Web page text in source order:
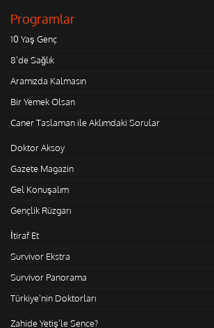
Programlar
10 Yaş Genç
8'de Sağlık
Aramızda Kalmasın
Bir Yemek Olsan
Caner Taslaman ile Aklımdaki Sorular
Doktor Aksoy
Gazete Magazin
Gel Konuşalım
Gençlik Rüzgarı
İtiraf Et
Survivor Ekstra
Survivor Panorama
Türkiye'nin Doktorları
Zahide Yetiş'le Sence?